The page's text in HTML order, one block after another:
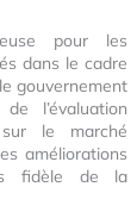
pour les
dans le cadre
gouvernement
l’évaluation
le marché
améliorations
fidèle de la